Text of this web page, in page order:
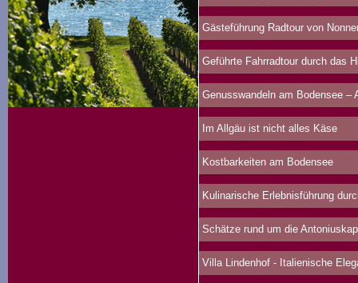
Gästeführung Radtour von
Geführte Fahrradtour durch das
Genusswandeln am Bodensee –
Im Allgäu ist nicht alles Käse
Kostbarkeiten am Bodensee
Kulinarische Erlebnisführung
Schätze rund um die
Villa Lindenhof - Italienische